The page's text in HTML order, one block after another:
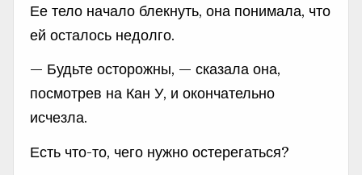
Ее тело начало блекнуть, она понимала, что
ей осталось недолго.
— Будьте осторожны, — сказала она,
посмотрев на Кан У, и окончательно
исчезла.
Есть что-то, чего нужно остерегаться?